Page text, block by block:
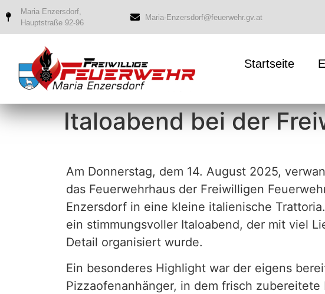
Maria Enzersdorf,
Hauptstraße 92-96
Maria-Enzersdorf@feuerwehr.gv.at
Startseite
Italoabend bei der
Am Donnerstag, dem 14. August 2025,
das Feuerwehrhaus der Freiwilligen
Enzersdorf in eine kleine italienische
ein stimmungsvoller Italoabend, der mit viel
Detail organisiert wurde.
Ein besonderes Highlight war der eigens
Pizzaofenanhänger, in dem frisch zubereitete